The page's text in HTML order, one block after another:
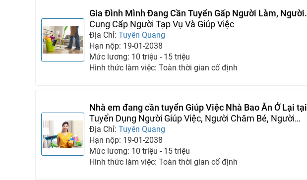
Gia Đình Mình Đang Cần Tuyển Gấp Người Làm, Người
Giúp Việc
Cung Cấp Người Tạp Vụ Và Giúp Việc
Địa Chỉ:Tuyên Quang
Hạn nộp: 19-01-2038
Mức lương: 10 triệu - 15 triệu
Hình thức làm việc: Toàn thời gian cố định
Nhà em đang cần tuyển Giúp Việc Nhà Bao Ăn Ở Lại tại
nhà
Tuyển Dụng Người Giúp Việc, Người Chăm Bé, Người
Chăm Người Già
Địa Chỉ:Tuyên Quang
Hạn nộp: 19-01-2038
Mức lương: 10 triệu - 15 triệu
Hình thức làm việc: Toàn thời gian cố định